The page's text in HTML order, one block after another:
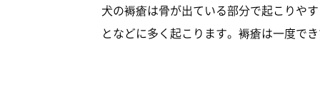
犬の褥瘡は骨が出ている部分で起こりや
となどに多く起こります。褥瘡は一度で